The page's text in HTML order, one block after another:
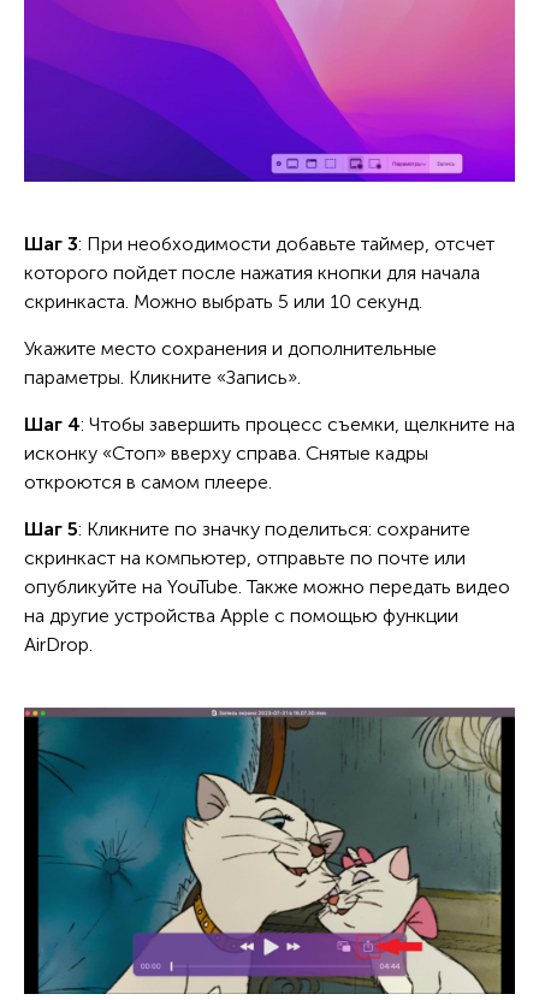
Шаг 3: При необходимости добавьте таймер, отсчет
которого пойдет после нажатия кнопки для начала
скринкаста. Можно выбрать 5 или 10 секунд.
Укажите место сохранения и дополнительные
параметры. Кликните «Запись».
Шаг 4: Чтобы завершить процесс съемки, щелкните на
исконку «Стоп» вверху справа. Снятые кадры
откроются в самом плеере.
Шаг 5: Кликните по значку поделиться: сохраните
скринкаст на компьютер, отправьте по почте или
опубликуйте на YouTube. Также можно передать видео
на другие устройства Apple с помощью функции
AirDrop.